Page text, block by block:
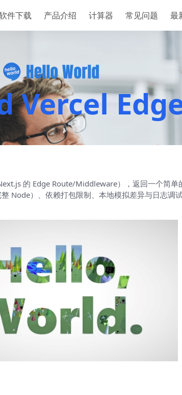
件下载 产品介绍 计算器 常见问题 最
Vercel
的 Edge Route/Middleware），返回一个简单
Node）、依赖打包限制、本地模拟差异与日志调